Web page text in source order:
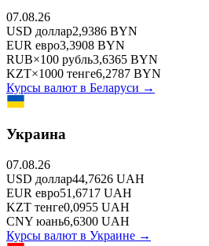
07.08.26
USD доллар2,9386 BYN
EUR евро3,3908 BYN
RUB×100 рубль3,6365 BYN
KZT×1000 тенге6,2787 BYN
Курсы валют в Беларуси →
Украина
07.08.26
USD доллар44,7626 UAH
EUR евро51,6717 UAH
KZT тенге0,0955 UAH
CNY юань6,6300 UAH
Курсы валют в Украине →